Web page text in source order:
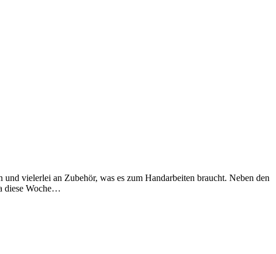
vielerlei an Zubehör, was es zum Handarbeiten braucht. Neben den
diese Woche…